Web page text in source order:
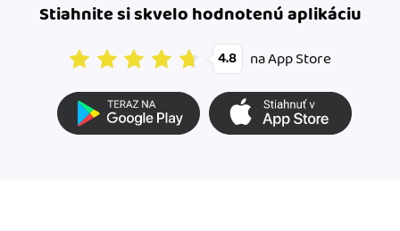
Stiahnite si skvelo hodnotenú aplikáciu
4.8 na App Store